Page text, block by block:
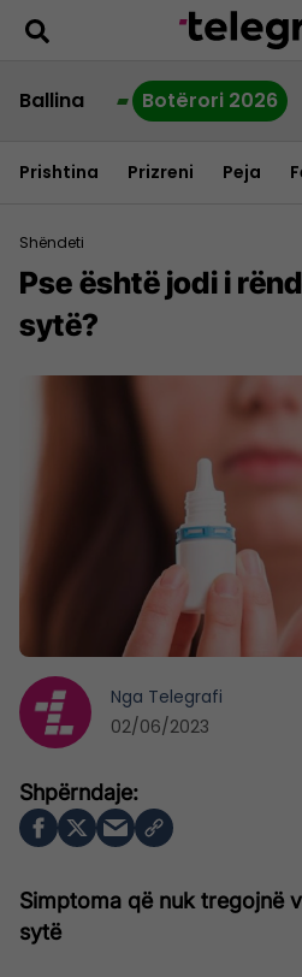
Ballina Botërori 2026
Prishtina Prizreni Peja
Shëndeti
Pse është jodi i
sytë?
Simptoma që nuk tregojnë
sytë
Nga Telegrafi
02/06/2023